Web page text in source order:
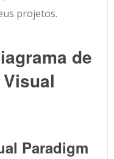
projetos.
de
Paradigm